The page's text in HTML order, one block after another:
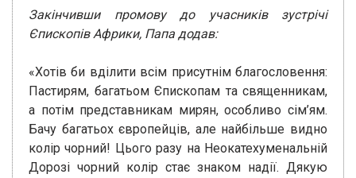
Закінчивши промову до учасників зустрічі
Єпископів Африки, Папа додав:
«Хотів би вділити всім присутнім благословення:
Пастирям, багатьом Єпископам та священникам,
а потім представникам мирян, особливо сім’ям.
Бачу багатьох європейців, але найбільше видно
колір чорний! Цього разу на Неокатехуменальній
Дорозі чорний колір стає знаком надії. Дякую